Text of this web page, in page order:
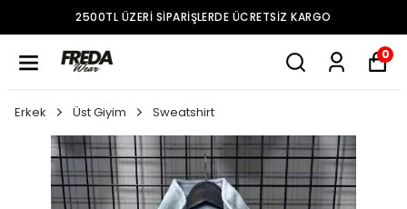
2500TL ÜZERI SIPARIŞLERDE ÜCRETSIZ KARGO
0
Erkek Üst Giyim Sweatshirt